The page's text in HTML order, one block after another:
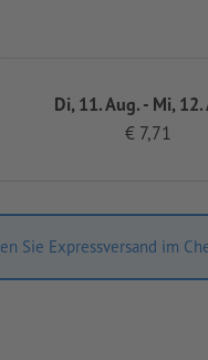
Di, 11. Aug. - Mi, 12.
€ 7,71
Sie Expressversand im